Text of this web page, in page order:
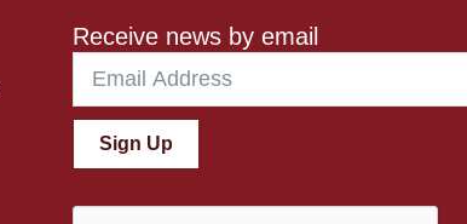
Receive news by email
Sign Up